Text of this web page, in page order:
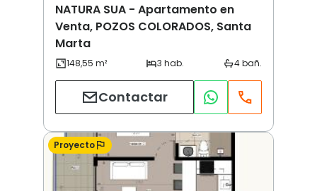
NATURA SUA - Apartamento en
Venta, POZOS COLORADOS, Santa
Marta
Contactar
Proyecto